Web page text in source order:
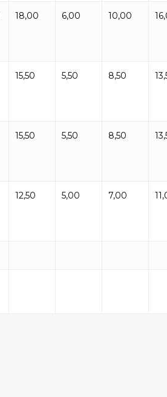
18,00 6,00 10,00
15,50 5,50 8,50
15,50 5,50 8,50
12,50 5,00 7,00